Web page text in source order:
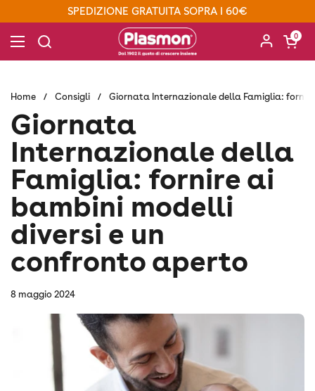
Passa ai contenutiSPEDIZIONE GRATUITA SOPRA I 60€
Apri menu
Apri
0
Home / Consigli / Giornata Internazionale della Famiglia:
Giornata
Internazionale della
Famiglia: fornire ai
bambini modelli
diversi e un
confronto aperto
8 maggio 2024